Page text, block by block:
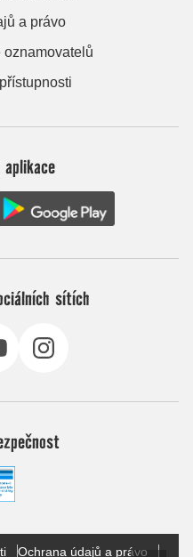
a právo
oznamovatelů
aplikace
sítích
Ochrana údajů a právo